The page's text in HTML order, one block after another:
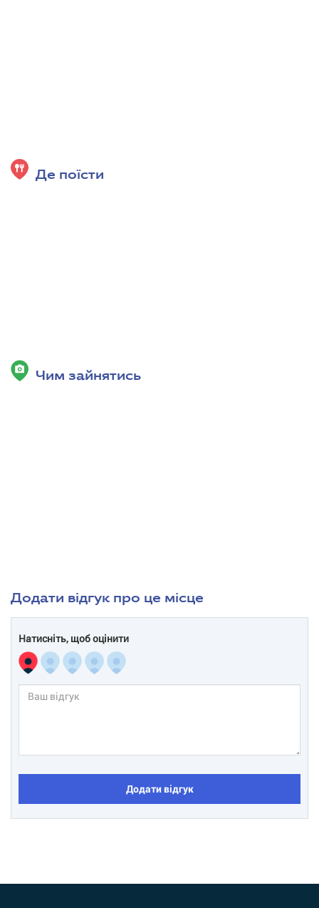
Де поїсти
Чим зайнятись
Додати відгук про це місце
Натисніть, щоб оцінити
Додати відгук